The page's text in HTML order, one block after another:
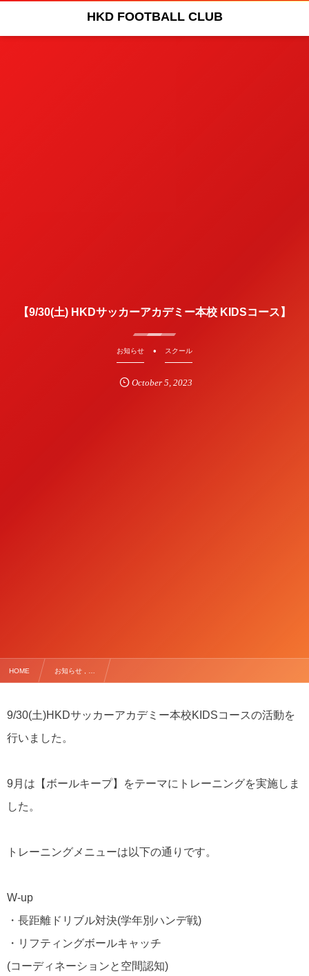
HKD FOOTBALL CLUB
【9/30(土) HKDサッカーアカデミー本校 KIDSコース】
お知らせ スクール
October 5 2023
HOME お知らせ , …
9/30(土)HKDサッカーアカデミー本校KIDSコースの活動を
行いました。
9月は【ボールキープ】をテーマにトレーニングを実施しま
した。
トレーニングメニューは以下の通りです。
W-up
・長距離ドリブル対決(学年別ハンデ戦)
・リフティングボールキャッチ
(コーディネーションと空間認知)